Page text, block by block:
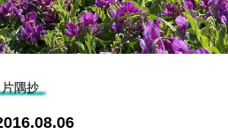
片隅抄